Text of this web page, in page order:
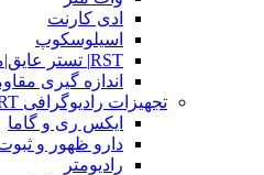
ادی کارنت
اسیلوسکوپ
RST| تستر عایق|میگر | ارت سنج
اندازه گیری
تجهیزات رادیوگرافی RT
ایکس ری و گاما
دارو ظهور و
رادیومتر